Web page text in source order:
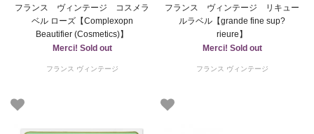
フランス ヴィンテージ コスメラ
ベル ローズ【Complexopn
Beautifier (Cosmetics)】
Merci! Sold out
フランス ヴィンテージ
フランス ヴィンテージ リキュー
ルラベル【grande fine sup?
rieure】
Merci! Sold out
フランス ヴィンテージ